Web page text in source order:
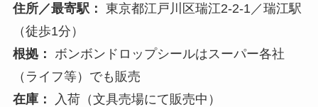
住所／最寄駅： 東京都江戸川区瑞江2-2-1／瑞江駅
（徒歩1分）
根拠：
ボンボンドロップシールはスーパー各社
（ライフ等）でも販売
在庫：
入荷（文具売場にて販売中）